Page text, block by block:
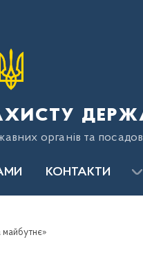
органів та
КОНТАКТИ
майбутнє»